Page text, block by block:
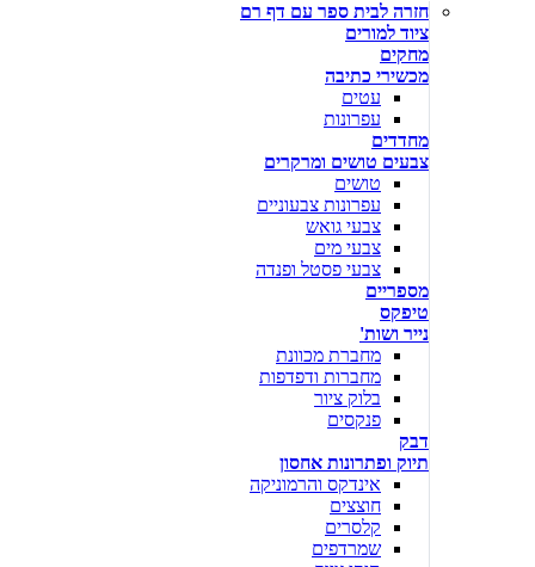
חזרה לבית ספר עם דף רם
ציוד למורים
מחקים
מכשירי כתיבה
עטים
עפרונות
מחדדים
צבעים טושים ומרקרים
טושים
עפרונות צבעוניים
צבעי גואש
צבעי מים
צבעי פסטל ופנדה
מספריים
טיפקס
נייר ושות'
מחברת מכוונת
מחברות ודפדפות
בלוק ציור
פנקסים
דבק
תיוק ופתרונות אחסון
אינדקס והרמוניקה
חוצצים
קלסרים
שמרדפים